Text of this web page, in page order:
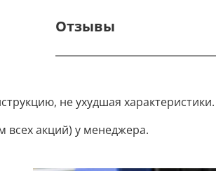
Отзывы
не ухудшая характеристики.
всех акций) у менеджера.